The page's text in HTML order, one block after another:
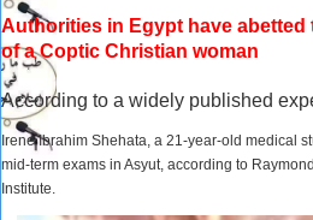
Authorities in Egypt have
of a Coptic Christian woman
According to a widely published
Irene Ibrahim Shehata, a 21-year-old medical
mid-term exams in Asyut, according to
Institute.